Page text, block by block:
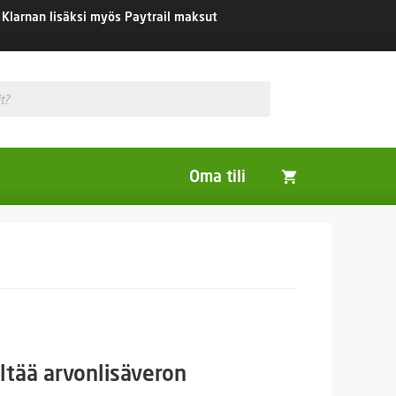
lisäksi myös Paytrail maksut
Oma tili
arvonlisäveron